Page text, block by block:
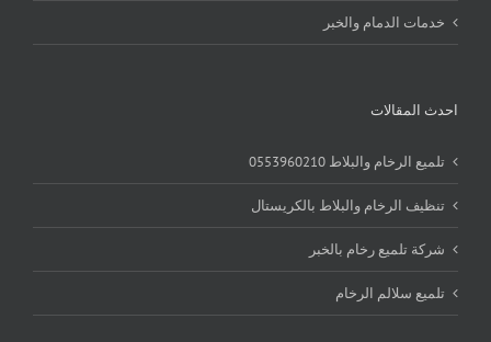
خدمات الدمام والخبر
احدث المقالات
تلميع الرخام والبلاط 0553960210
تنظيف الرخام والبلاط بالكريستال
شركة تلميع رخام بالخبر
تلميع سلالم الرخام